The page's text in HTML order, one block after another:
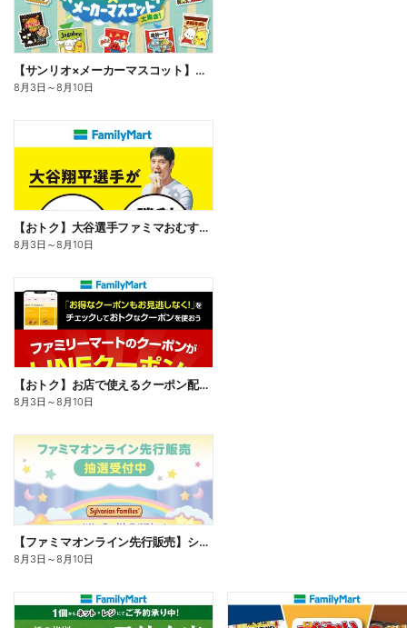
【サンリオ×メーカーマスコット】オリジナルグッズ貰える!
8月3日 ～8月10日
【おトク】大谷選手ファミマおむすび割
8月3日 ～8月10日
【おトク】お店で使えるクーポン配信中
8月3日 ～8月10日
【ファミマオンライン先行販売】シルバニアファミリー
8月3日 ～8月10日